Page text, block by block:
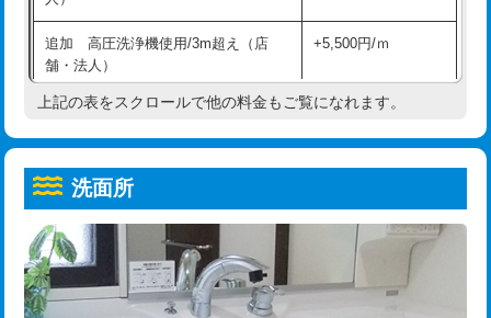
コンクリート斫り（厚さ10㎝超え）
モルタル補修（厚さ10㎝まで） 27,500円
モルタル補修（厚さ10㎝超え） 38,500円
洗面台設置 38,500円
追加人工
廃棄・処分 現場見積
※給水管工事は20mmまでの価格です。
給水管工事※（ホール加工)
給水管工事※（バンド止め) 3,300円
給水管工事※（支持金具設置) 5,500円
給水管工事※（保温材使用（バンド止
め込み）)
5,500円
給水管工事※（土の掘削・埋め戻し作
業)
11,000円
給水管工事※（塩ビ管（VP・HI）使
用/3ｍまで)
33,000円
追加 高圧洗浄機使用/3m超え（店
舗・法人）
+5,500円/ｍ
高度高圧洗浄換 現地調査
トーラー機使用/3mまで
追加トーラー機使用/3m超え +3,300円
カメラ調査 33,000円
上記の表をスクロールで他の料金もご覧になれます。
洗面所